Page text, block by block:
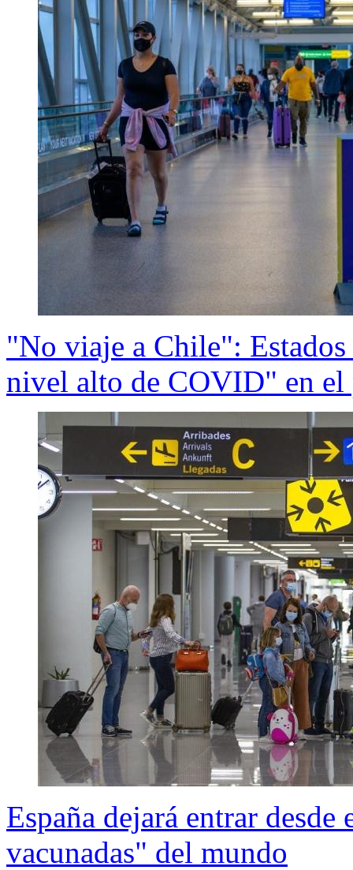
"No viaje a Chile":
nivel alto de COVID" en el
España dejará entrar
vacunadas" del mundo